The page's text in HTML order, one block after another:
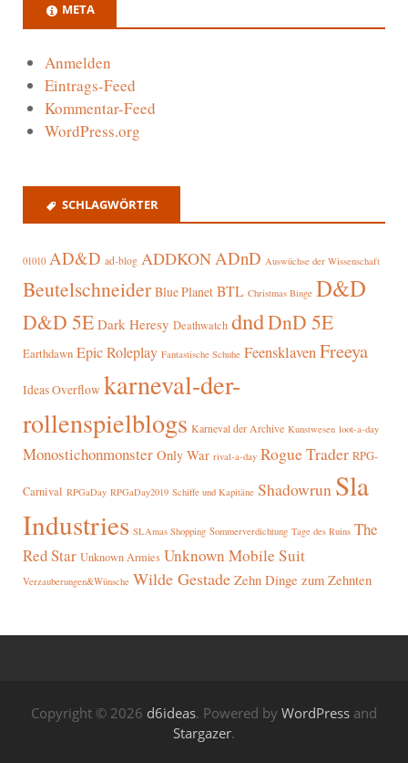
META
Anmelden
Eintrags-Feed
Kommentar-Feed
WordPress.org
SCHLAGWÖRTER
01010 AD&D ad-blog ADDKONADnD Auswüchse der Wissenschaft
Beutelschneider Blue Planet BTL Christmas Binge D&D
D&D 5E Dark Heresy Deathwatch dndDnD 5E
Earthdawn Epic Roleplay Fantastische Schuhe FeensklavenFreeya
Ideas Overflow karneval-der-
rollenspielblogs Karneval der Archive Kunstwesen loot-a-day
Monostichonmonster Only War rival-a-day Rogue Trader RPG-
Carnival RPGaDay RPGaDay2019 Schiffe und Kapitäne Shadowrun Sla
Industries SLAmas Shopping Sommerverdichtung Tage des Ruins The
Red Star Unknown Armies Unknown Mobile Suit
Verzauberungen&Wünsche Wilde Gestade Zehn Dinge zum Zehnten
Copyright © 2026 d6ideas. Powered by WordPress and
Stargazer.